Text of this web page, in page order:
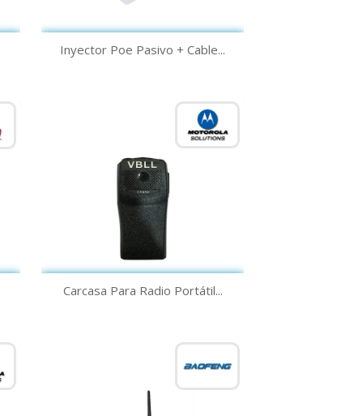
Vista rápida
Inyector Poe Pasivo + Cable...
Vista rápida
Carcasa Para Radio Portátil...